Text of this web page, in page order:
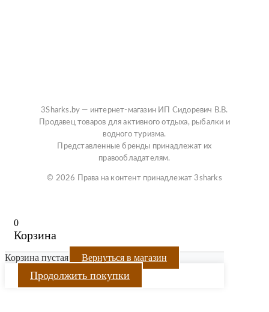
3Sharks.by — интернет-магазин ИП Сидоревич В.В.
Продавец товаров для активного отдыха, рыбалки и
водного туризма.
Представленные бренды принадлежат их
правообладателям.
© 2026 Права на контент принадлежат 3sharks
0
Корзина
Корзина пустая Вернуться в магазин
Продолжить покупки